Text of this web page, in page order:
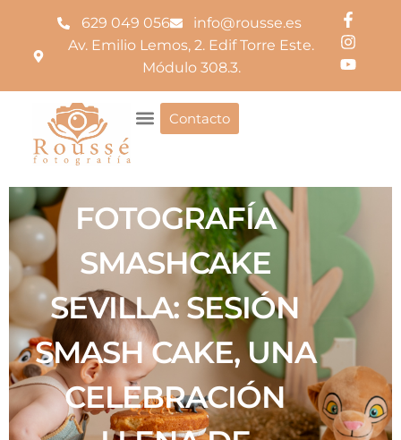
629 049 056
info@rousse.es
Av. Emilio Lemos, 2. Edif Torre Este.
Módulo 308.3.
Contacto
FOTOGRAFÍA
SMASHCAKE
SEVILLA: SESIÓN
SMASH CAKE, UNA
CELEBRACIÓN